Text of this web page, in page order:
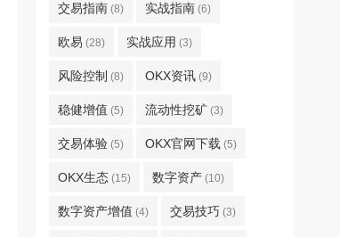
交易指南 (8) 实战指南 (6)
欧易 (28) 实战应用 (3)
风险控制 (8) OKX资讯 (9)
稳健增值 (5) 流动性挖矿 (3)
交易体验 (5) OKX官网下载 (5)
OKX生态 (15) 数字资产 (10)
数字资产增值 (4) 交易技巧 (3)